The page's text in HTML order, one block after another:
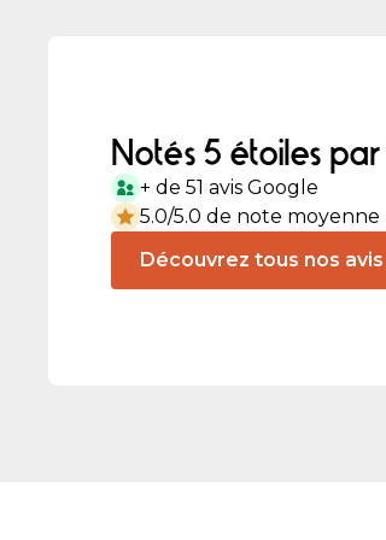
Notés 5 étoiles par
+ de 51 avis Google
5.0/5.0 de note moyenne
Découvrez tous nos avis